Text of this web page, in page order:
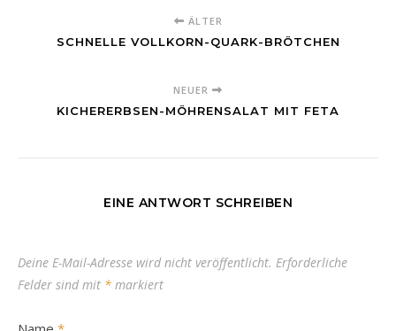
ÄLTER
SCHNELLE VOLLKORN-QUARK-BRÖTCHEN
NEUER
KICHERERBSEN-MÖHRENSALAT MIT FETA
EINE ANTWORT SCHREIBEN
Deine E-Mail-Adresse wird nicht veröffentlicht. Erforderliche
Felder sind mit * markiert